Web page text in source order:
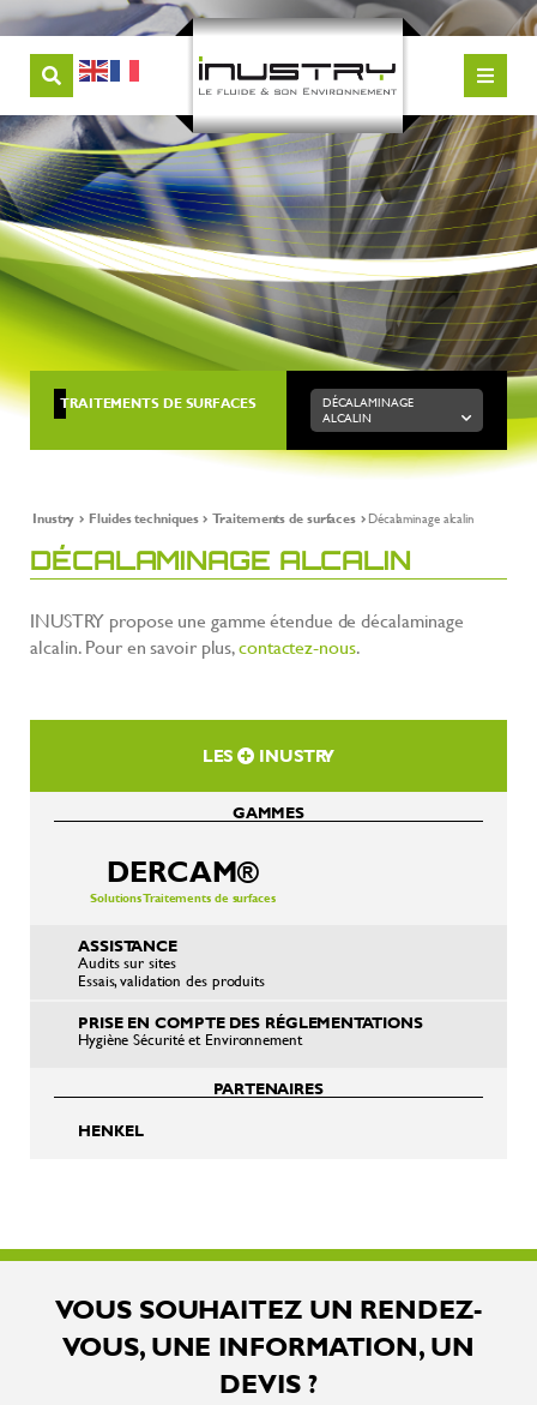
TRAITEMENTS DE SURFACES
DÉCALAMINAGE
ALCALIN
Inustry Fluides techniques Traitements de surfaces Décalaminage alcalin
DÉCALAMINAGE ALCALIN
INUSTRY propose une gamme étendue de décalaminage
alcalin. Pour en savoir plus,contactez-nous.
LES INUSTRY
GAMMES
DERCAM®
Solutions Traitements de surfaces
ASSISTANCE
Audits sur sites
Essais, validation des produits
PRISE EN COMPTE DES RÉGLEMENTATIONS
Hygiène Sécurité et Environnement
PARTENAIRES
HENKEL
VOUS SOUHAITEZ UN RENDEZ-
VOUS, UNE INFORMATION, UN
DEVIS ?